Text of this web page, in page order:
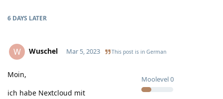
6 DAYS LATER
W Wuschel
Moolevel0
Mar 5, 2023 This post is in German
Moin,
ich habe Nextcloud mit